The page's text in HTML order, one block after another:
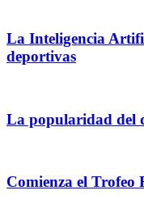
La Inteligencia
deportivas
La popularidad del
Comienza el Trofeo